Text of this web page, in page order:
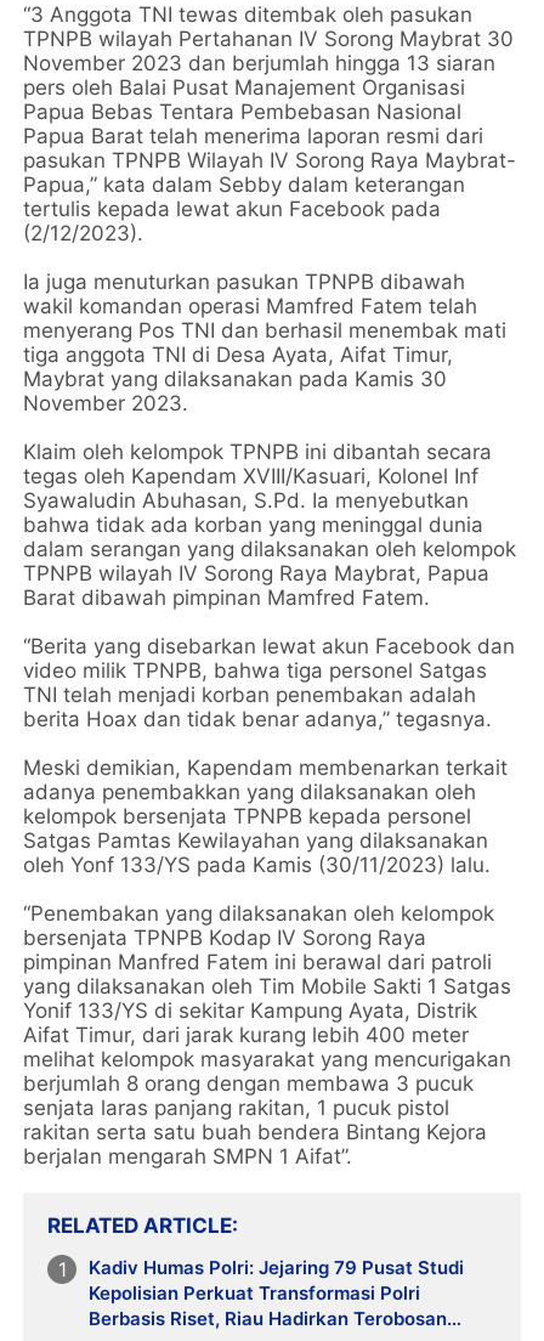
“3 Anggota TNI tewas ditembak oleh pasukan
TPNPB wilayah Pertahanan IV Sorong Maybrat 30
November 2023 dan berjumlah hingga 13 siaran
pers oleh Balai Pusat Manajement Organisasi
Papua Bebas Tentara Pembebasan Nasional
Papua Barat telah menerima laporan resmi dari
pasukan TPNPB Wilayah IV Sorong Raya Maybrat-
Papua,” kata dalam Sebby dalam keterangan
tertulis kepada lewat akun Facebook pada
(2/12/2023).
Ia juga menuturkan pasukan TPNPB dibawah
wakil komandan operasi Mamfred Fatem telah
menyerang Pos TNI dan berhasil menembak mati
tiga anggota TNI di Desa Ayata, Aifat Timur,
Maybrat yang dilaksanakan pada Kamis 30
November 2023.
Klaim oleh kelompok TPNPB ini dibantah secara
tegas oleh Kapendam XVIII/Kasuari, Kolonel Inf
Syawaludin Abuhasan, S.Pd. Ia menyebutkan
bahwa tidak ada korban yang meninggal dunia
dalam serangan yang dilaksanakan oleh kelompok
TPNPB wilayah IV Sorong Raya Maybrat, Papua
Barat dibawah pimpinan Mamfred Fatem.
“Berita yang disebarkan lewat akun Facebook dan
video milik TPNPB, bahwa tiga personel Satgas
TNI telah menjadi korban penembakan adalah
berita Hoax dan tidak benar adanya,” tegasnya.
Meski demikian, Kapendam membenarkan terkait
adanya penembakkan yang dilaksanakan oleh
kelompok bersenjata TPNPB kepada personel
Satgas Pamtas Kewilayahan yang dilaksanakan
oleh Yonf 133/YS pada Kamis (30/11/2023) lalu.
“Penembakan yang dilaksanakan oleh kelompok
bersenjata TPNPB Kodap IV Sorong Raya
pimpinan Manfred Fatem ini berawal dari patroli
yang dilaksanakan oleh Tim Mobile Sakti 1 Satgas
Yonif 133/YS di sekitar Kampung Ayata, Distrik
Aifat Timur, dari jarak kurang lebih 400 meter
melihat kelompok masyarakat yang mencurigakan
berjumlah 8 orang dengan membawa 3 pucuk
senjata laras panjang rakitan, 1 pucuk pistol
rakitan serta satu buah bendera Bintang Kejora
berjalan mengarah SMPN 1 Aifat”.
RELATED ARTICLE
Kadiv Humas Polri: Jejaring 79 Pusat Studi
Kepolisian Perkuat Transformasi Polri
Berbasis Riset, Riau Hadirkan Terobosan